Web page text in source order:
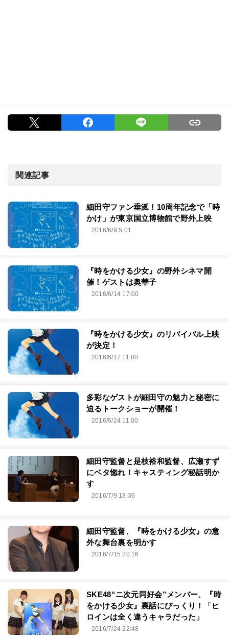
関連記事
細田守ファン垂涎！10周年記念で「時
かけ」が東京国立博物館で野外上映
2016/6/9 5:01
『時をかける少女』の野外シネマ開
催！ゲストは奥華子
2016/6/14 17:00
『時をかける少女』のリバイバル上映
が決定！
2016/6/17 11:00
多彩なゲストが細田守の魅力と秘密に
迫るトークショーが開催！
2016/6/24 11:00
細田守監督と是枝裕和監督、広瀬すず
にベタ惚れ！キャスティング秘話明か
す
2016/7/9 18:36
細田守監督、『時をかける少女』の意
外な舞台裏を明かす
2016/7/15 20:16
SKE48“ニ次元同好会”メンバー、『時
をかける少女』裏話にびっくり！「ヒ
ロインは全く違うキャラだった」
2016/7/24 22:48